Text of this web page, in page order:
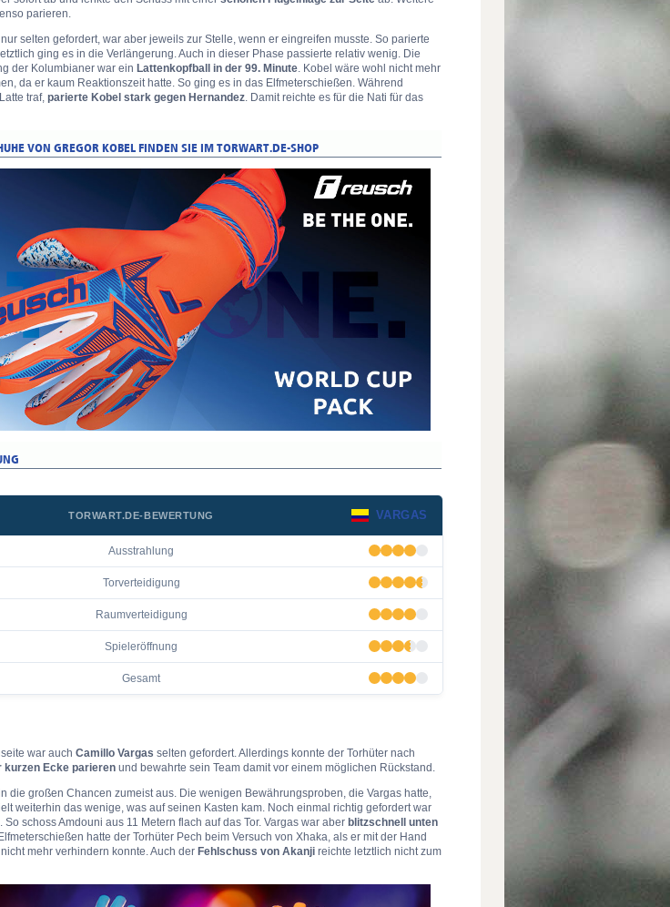
parieren.
selten gefordert, war aber jeweils zur Stelle, wenn er eingreifen musste. So parierte
ging es in die Verlängerung. Auch in dieser Phase passierte relativ wenig. Die
der Kolumbianer war ein Lattenkopfball in der 99. Minute. Kobel wäre wohl nicht mehr
da er kaum Reaktionszeit hatte. So ging es in das Elfmeterschießen. Während
traf, parierte Kobel stark gegen Hernandez. Damit reichte es für die Nati für das
TORWART.DE-BEWERTUNG VARGAS
Ausstrahlung
Torverteidigung
Raumverteidigung
Spieleröffnung
Gesamt
war auch Camillo Vargas selten gefordert. Allerdings konnte der Torhüter nach
kurzen Ecke parieren und bewahrte sein Team damit vor einem möglichen Rückstand.
die großen Chancen zumeist aus. Die wenigen Bewährungsproben, die Vargas hatte,
weiterhin das wenige, was auf seinen Kasten kam. Noch einmal richtig gefordert war
schoss Amdouni aus 11 Metern flach auf das Tor. Vargas war aber blitzschnell unten
Elfmeterschießen hatte der Torhüter Pech beim Versuch von Xhaka, als er mit der Hand
mehr verhindern konnte. Auch der Fehlschuss von Akanji reichte letztlich nicht zum